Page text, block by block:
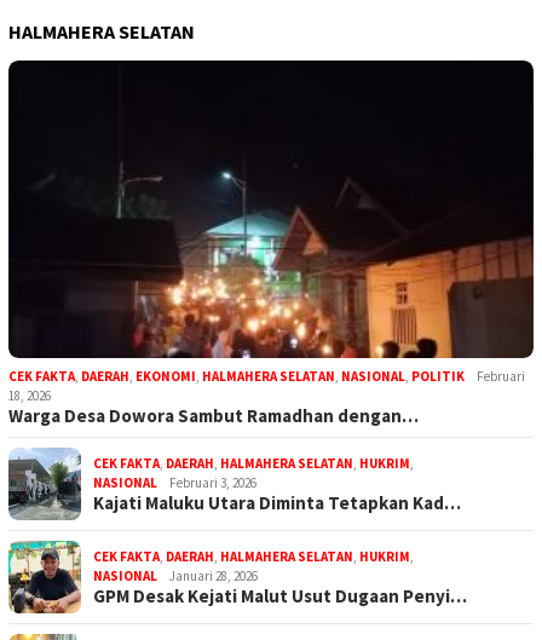
HALMAHERA SELATAN
CEK FAKTA, DAERAH, EKONOMI, HALMAHERA SELATAN, NASIONAL, POLITIK
Februari
18, 2026
Warga Desa Dowora Sambut Ramadhan dengan…
CEK FAKTA, DAERAH, HALMAHERA SELATAN, HUKRIM,
NASIONAL
Februari 3, 2026
Kajati Maluku Utara Diminta Tetapkan Kad…
CEK FAKTA, DAERAH, HALMAHERA SELATAN, HUKRIM,
NASIONAL
Januari 28, 2026
GPM Desak Kejati Malut Usut Dugaan Penyi…